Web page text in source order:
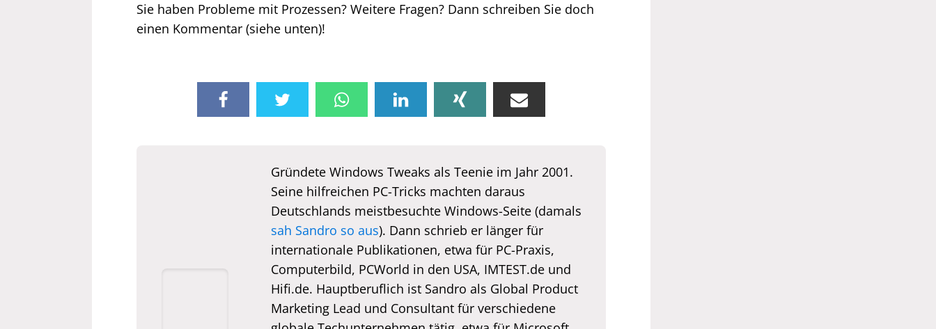
Sie haben Probleme mit Prozessen? Weitere Fragen? Dann schreiben Sie doch
einen Kommentar (siehe unten)!
Gründete Windows Tweaks als Teenie im Jahr 2001.
Seine hilfreichen PC-Tricks machten daraus
Deutschlands meistbesuchte Windows-Seite (damals
sah Sandro so aus). Dann schrieb er länger für
internationale Publikationen, etwa für PC-Praxis,
Computerbild, PCWorld in den USA, IMTEST.de und
Hifi.de. Hauptberuflich ist Sandro als Global Product
Marketing Lead und Consultant für verschiedene